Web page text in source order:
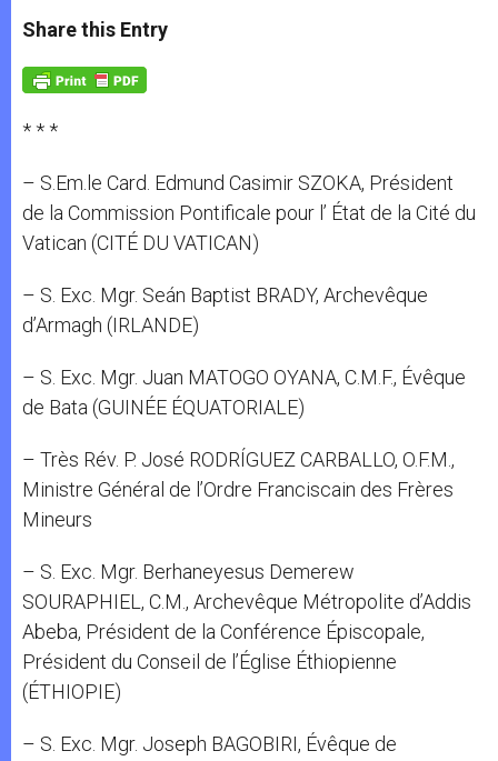
t
s
p
p
s
e
g
e
e
b
o
k
Share this Entry
* * *
– S.Em.le Card. Edmund Casimir SZOKA, Président
de la Commission Pontificale pour l’ État de la Cité du
Vatican (CITÉ DU VATICAN)
– S. Exc. Mgr. Seán Baptist BRADY, Archevêque
d’Armagh (IRLANDE)
– S. Exc. Mgr. Juan MATOGO OYANA, C.M.F., Évêque
de Bata (GUINÉE ÉQUATORIALE)
– Très Rév. P. José RODRÍGUEZ CARBALLO, O.F.M.,
Ministre Général de l’Ordre Franciscain des Frères
Mineurs
– S. Exc. Mgr. Berhaneyesus Demerew
SOURAPHIEL, C.M., Archevêque Métropolite d’Addis
Abeba, Président de la Conférence Épiscopale,
Président du Conseil de l’Église Éthiopienne
(ÉTHIOPIE)
– S. Exc. Mgr. Joseph BAGOBIRI, Évêque de